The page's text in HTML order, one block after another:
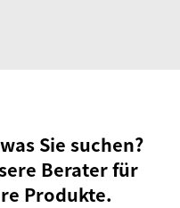
Sie suchen?
Berater für
Produkte.